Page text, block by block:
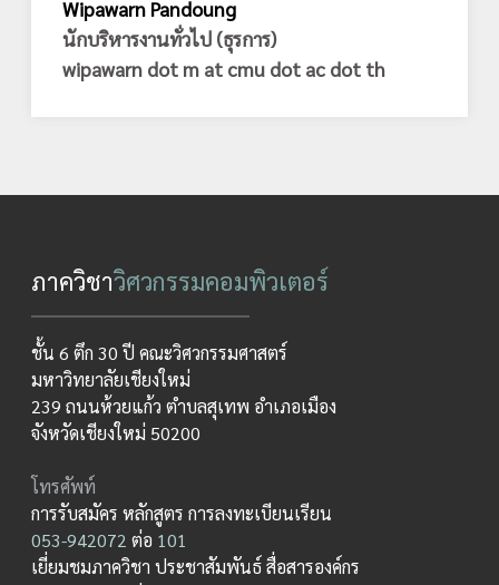
Wipawarn Pandoung
นักบริหารงานทั่วไป (ธุรการ)
wipawarn dot m at cmu dot ac dot th
ภาควิชาวิศวกรรมคอมพิวเตอร์
ชั้น 6 ตึก 30 ปี คณะวิศวกรรมศาสตร์
มหาวิทยาลัยเชียงใหม่
239 ถนนห้วยแก้ว ตำบลสุเทพ อำเภอเมือง
จังหวัดเชียงใหม่ 50200
โทรศัพท์
การรับสมัคร หลักสูตร การลงทะเบียนเรียน
053-942072 ต่อ 101
เยี่ยมชมภาควิชา ประชาสัมพันธ์ สื่อสารองค์กร